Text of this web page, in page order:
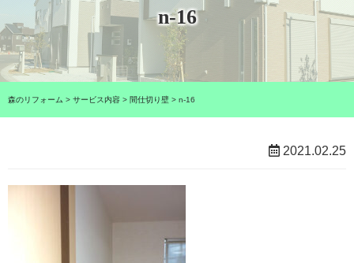
n-16
森のリフォーム > サービス内容 > 間仕切り壁 > n-16
2021.02.25